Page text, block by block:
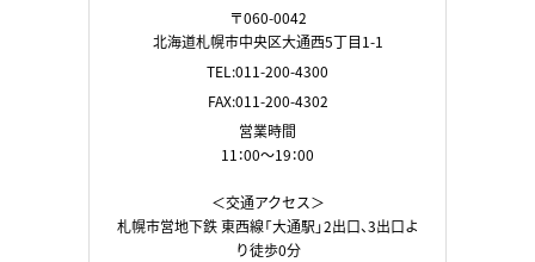
〒060-0042
北海道札幌市中央区大通西5丁目1-1
TEL:011-200-4300
FAX:011-200-4302
営業時間
11：00～19：00
＜交通アクセス＞
札幌市営地下鉄 東西線「大通駅」2出口、3出口よ
り徒歩0分